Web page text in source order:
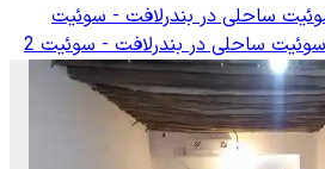
ساحلی در بندرلافت - سوئیت
سوئیت ساحلی در بندرلافت - سوئیت 2